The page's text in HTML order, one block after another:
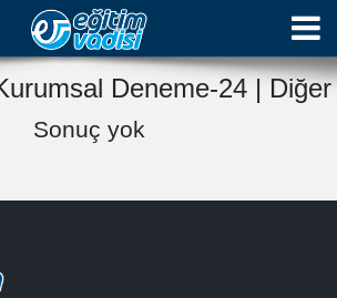
Deneme-24 | Diğer
Sonuç yok